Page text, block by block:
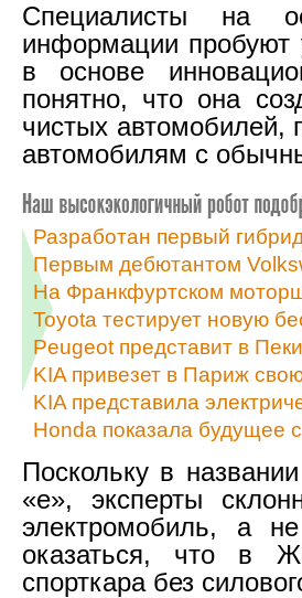
Специалисты на
информации пробуют
в основе
понятно, что она
чистых автомобилей,
автомобилям с
Разработан первый
Первым дебютантом
На Франкфуртском
Toyota тестирует новую
Peugeot представит в
KIA привезет в Париж
KIA представила
Honda показала будущее
Поскольку в
«e», эксперты
электромобиль, а
оказаться, что в
спорткара без